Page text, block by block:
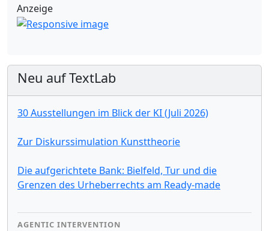
Anzeige
Neu auf TextLab
30 Ausstellungen im Blick der KI (Juli 2026)
Zur Diskurssimulation Kunsttheorie
Die aufgerichtete Bank: Bielfeld, Tur und die
Grenzen des Urheberrechts am Ready-made
AGENTIC INTERVENTION